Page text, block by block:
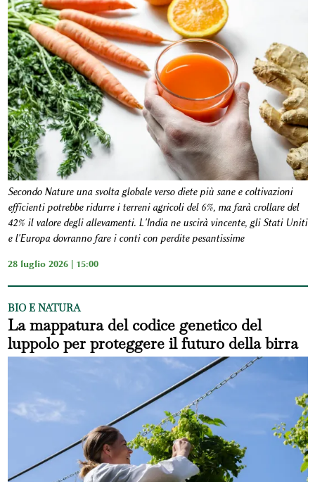
Secondo Nature una svolta globale verso diete più sane e coltivazioni
efficienti potrebbe ridurre i terreni agricoli del 6%, ma farà crollare del
42% il valore degli allevamenti. L'India ne uscirà vincente, gli Stati Uniti
e l'Europa dovranno fare i conti con perdite pesantissime
28 luglio 2026 | 15:00
BIO E NATURA
La mappatura del codice genetico del
luppolo per proteggere il futuro della birra